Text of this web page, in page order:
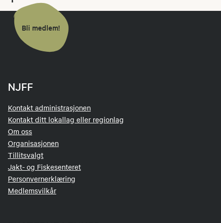
Bli medlem!
NJFF
Kontakt administrasjonen
Kontakt ditt lokallag eller regionlag
Om oss
Organisasjonen
Tillitsvalgt
Jakt- og Fiskesenteret
Personvernerklæring
Medlemsvilkår